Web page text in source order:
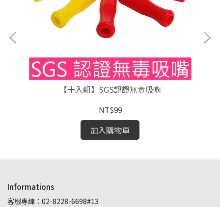
【十入組】SGS認證無毒吸嘴
NT$99
加入購物車
Informations
客服專線：02-8228-6698#13